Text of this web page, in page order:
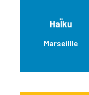
HaÏku
Marseillle